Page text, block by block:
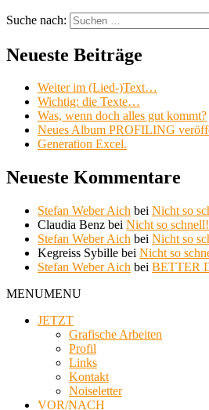
Suche nach:
Neueste Beiträge
Weiter im (Lied-)Text…
Wichtig: die Texte…
Was, wenn doch alles gut kommt?
Neues Album PROFILING
Generation Excel.
Neueste Kommentare
Stefan Weber Aich bei Nicht so
Claudia Benz bei Nicht so schnell!
Stefan Weber Aich bei Nicht so
Kegreiss Sybille bei Nicht so
Stefan Weber Aich bei BETTER
MENUMENU
JETZT
Grafische Arbeiten
Profil
Links
Kontakt
Noiseletter
VOR/NACH